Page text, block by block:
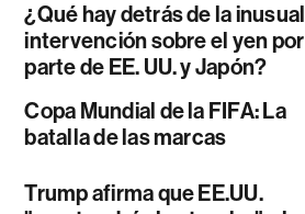
¿Qué hay detrás de la inusual
intervención sobre el yen por
parte de EE. UU. y Japón?
Copa Mundial de la FIFA: La
batalla de las marcas
Trump afirma que EE.UU.